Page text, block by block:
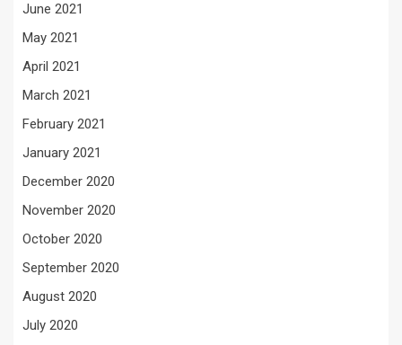
June 2021
May 2021
April 2021
March 2021
February 2021
January 2021
December 2020
November 2020
October 2020
September 2020
August 2020
July 2020